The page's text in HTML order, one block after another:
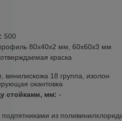
500
80х40х2 мм, 60х60х3 мм
краска
18 группа, изолон
окантовка
стойками, мм:-
из